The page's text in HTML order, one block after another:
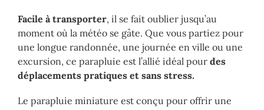
Facile à transporter, il se fait oublier jusqu’au
moment où la météo se gâte. Que vous partiez pour
une longue randonnée, une journée en ville ou une
excursion, ce parapluie est l’allié idéal pour des
déplacements pratiques et sans stress.
Le parapluie miniature est conçu pour offrir une